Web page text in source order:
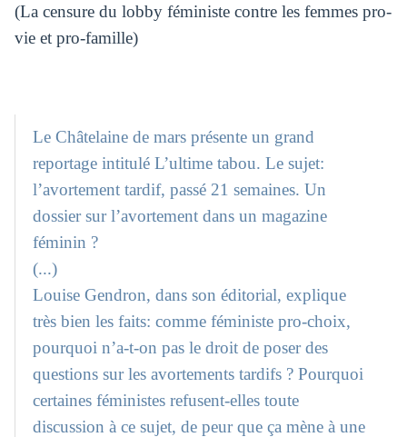
(La censure du lobby féministe contre les femmes pro-
vie et pro-famille)
Le Châtelaine de mars présente un grand
reportage intitulé L’ultime tabou. Le sujet:
l’avortement tardif, passé 21 semaines. Un
dossier sur l’avortement dans un magazine
féminin ?
(...)
Louise Gendron, dans son éditorial, explique
très bien les faits: comme féministe pro-choix,
pourquoi n’a-t-on pas le droit de poser des
questions sur les avortements tardifs ? Pourquoi
certaines féministes refusent-elles toute
discussion à ce sujet, de peur que ça mène à une